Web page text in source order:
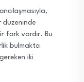
düzeninde
fark vardır. Bu
bulmakta
iki